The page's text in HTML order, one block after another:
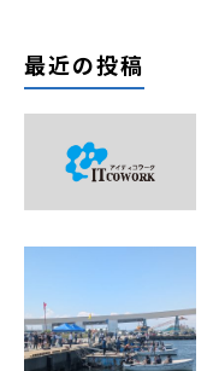
最近の投稿